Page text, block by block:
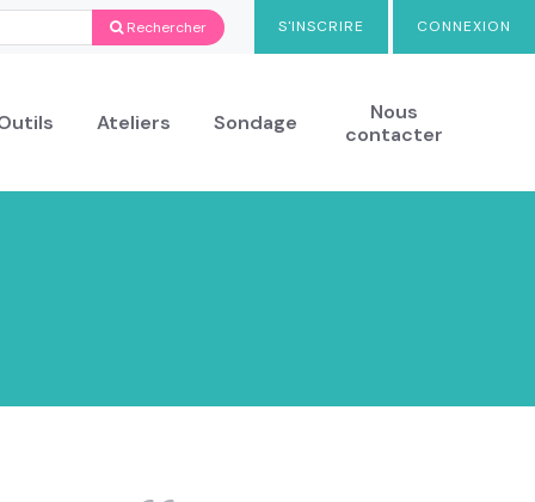
Rechercher S'INSCRIRE CONNEXION
Ateliers Sondage
Nous
contacter